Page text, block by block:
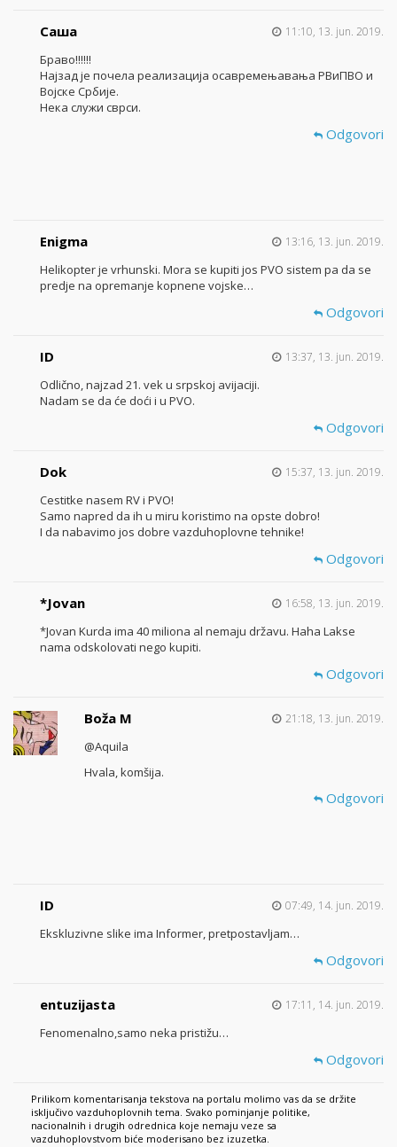
Саша 11:10, 13. jun. 2019.
Браво!!!!!!
Најзад је почела реализација осавремењавања РВиПВО и
Војске Србије.
Нека служи сврси.
Odgovori
Enigma 13:16, 13. jun. 2019.
Helikopter je vrhunski. Mora se kupiti jos PVO sistem pa da se
predje na opremanje kopnene vojske…
Odgovori
ID 13:37, 13. jun. 2019.
Odlično, najzad 21. vek u srpskoj avijaciji.
Nadam se da će doći i u PVO.
Odgovori
Dok 15:37, 13. jun. 2019.
Cestitke nasem RV i PVO!
Samo napred da ih u miru koristimo na opste dobro!
I da nabavimo jos dobre vazduhoplovne tehnike!
Odgovori
*Jovan 16:58, 13. jun. 2019.
*Jovan Kurda ima 40 miliona al nemaju državu. Haha Lakse
nama odskolovati nego kupiti.
Odgovori
Boža M 21:18, 13. jun. 2019.
@Aquila
Hvala, komšija.
Odgovori
ID 07:49, 14. jun. 2019.
Ekskluzivne slike ima Informer, pretpostavljam…
Odgovori
entuzijasta 17:11, 14. jun. 2019.
Fenomenalno,samo neka pristižu…
Odgovori
Prilikom komentarisanja tekstova na portalu molimo vas da se držite
isključivo vazduhoplovnih tema. Svako pominjanje politike,
nacionalnih i drugih odrednica koje nemaju veze sa
vazduhoplovstvom biće moderisano bez izuzetka.